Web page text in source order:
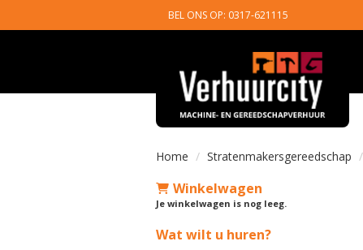
BEL ONS OP: 0317-621115
Home Stratenmakersgereedschap
Winkelwagen
Je winkelwagen is nog leeg.
Wat wilt u huren?